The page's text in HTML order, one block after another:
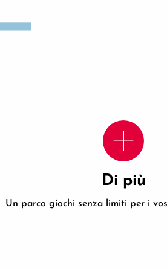
Di più
Un parco giochi senza limiti per i